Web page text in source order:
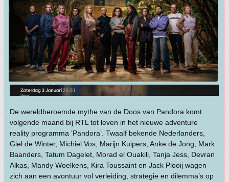
De wereldberoemde mythe van de Doos van Pandora komt
volgende maand bij RTL tot leven in het nieuwe adventure
reality programma ‘Pandora’. Twaalf bekende Nederlanders,
Giel de Winter, Michiel Vos, Marijn Kuipers, Anke de Jong, Mark
Baanders, Tatum Dagelet, Morad el Ouakili, Tanja Jess, Devran
Alkas, Mandy Woelkens, Kira Toussaint en Jack Plooij wagen
zich aan een avontuur vol verleiding, strategie en dilemma’s op